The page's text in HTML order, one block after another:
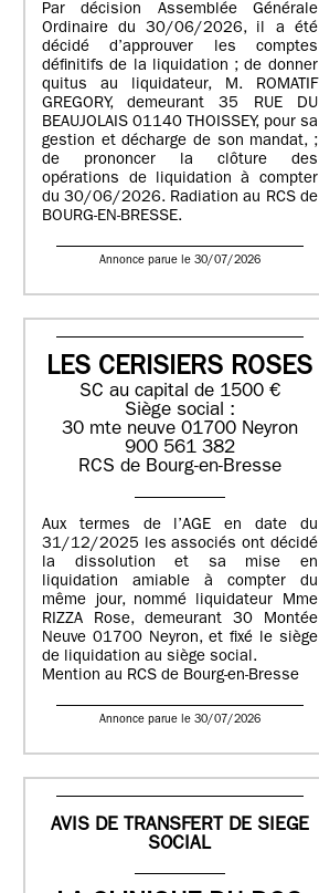
Par décision Assemblée Générale
Ordinaire du 30/06/2026, il a été
décidé d’approuver les comptes
définitifs de la liquidation ; de donner
quitus au liquidateur, M. ROMATIF
GREGORY, demeurant 35 RUE DU
BEAUJOLAIS 01140 THOISSEY, pour sa
gestion et décharge de son mandat, ;
de prononcer la clôture des
opérations de liquidation à compter
du 30/06/2026. Radiation au RCS de
BOURG-EN-BRESSE.
Annonce parue le 30/07/2026
LES CERISIERS ROSES
SC au capital de 1500 €
Siège social :
30 mte neuve 01700 Neyron
900 561 382
RCS de Bourg-en-Bresse
Aux termes de l’AGE en date du
31/12/2025 les associés ont décidé
la dissolution et sa mise en
liquidation amiable à compter du
même jour, nommé liquidateur Mme
RIZZA Rose, demeurant 30 Montée
Neuve 01700 Neyron, et fixé le siège
de liquidation au siège social.
Mention au RCS de Bourg-en-Bresse
Annonce parue le 30/07/2026
AVIS DE TRANSFERT DE SIEGE
SOCIAL